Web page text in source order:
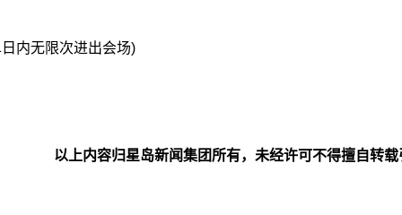
内无限次进出会场)
以上内容归星岛新闻集团所有，未经许可不得擅自转载